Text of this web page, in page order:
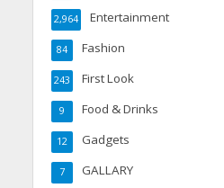
Entertainment
2,964
Fashion
84
First Look
243
Food & Drinks
9
Gadgets
12
GALLARY
7